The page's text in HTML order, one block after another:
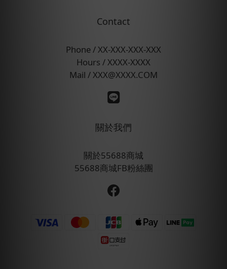
Contact
Phone / XX-XXX-XXX-XXX
Hours / XXXX-XXXX
Mail / XXX@XXXX.COM
關於我們
關於55688商城
55688商城FB粉絲團